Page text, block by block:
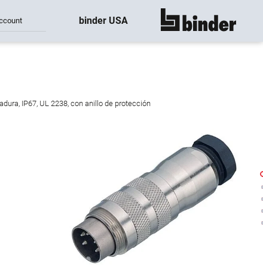
binder USA mostrar todo
IP67, UL 2238, con anillo de protección